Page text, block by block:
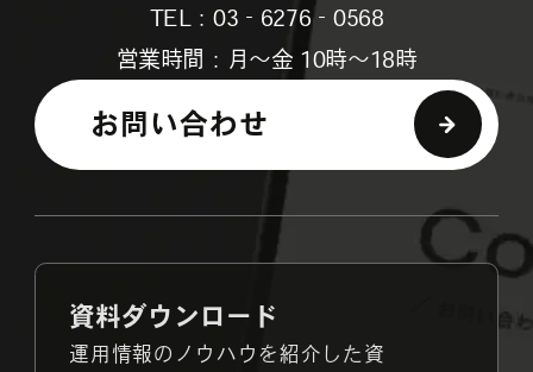
TEL：03‐6276‐0568
営業時間：月～金 10時～18時
お問い合わせ
資料ダウンロード
運用情報のノウハウを紹介した資